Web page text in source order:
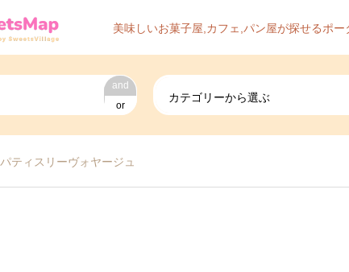
美味しいお菓子屋,カフェ,パン屋が探せるポー
and
or
カテゴリーから選ぶ
パティスリーヴォヤージュ